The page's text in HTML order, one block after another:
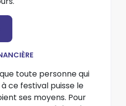
toute personne qui
ce festival puisse le
ses moyens. Pour